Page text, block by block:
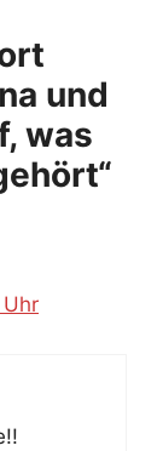
und
was